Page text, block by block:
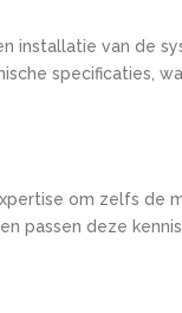
installatie van de
specificaties,
om zelfs de
passen deze